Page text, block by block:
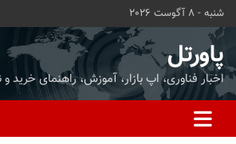
محتوا
بروید
شنبه - 8 آگوست 2026
پاورتل
اخبار فناوری، اپ بازار، آموزش، راهنمای خرید